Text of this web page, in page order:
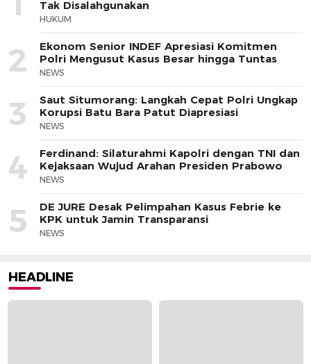
Tak Disalahgunakan
HUKUM
2
Ekonom Senior INDEF Apresiasi Komitmen
Polri Mengusut Kasus Besar hingga Tuntas
NEWS
3
Saut Situmorang: Langkah Cepat Polri Ungkap
Korupsi Batu Bara Patut Diapresiasi
NEWS
4
Ferdinand: Silaturahmi Kapolri dengan TNI dan
Kejaksaan Wujud Arahan Presiden Prabowo
NEWS
5
DE JURE Desak Pelimpahan Kasus Febrie ke
KPK untuk Jamin Transparansi
NEWS
HEADLINE